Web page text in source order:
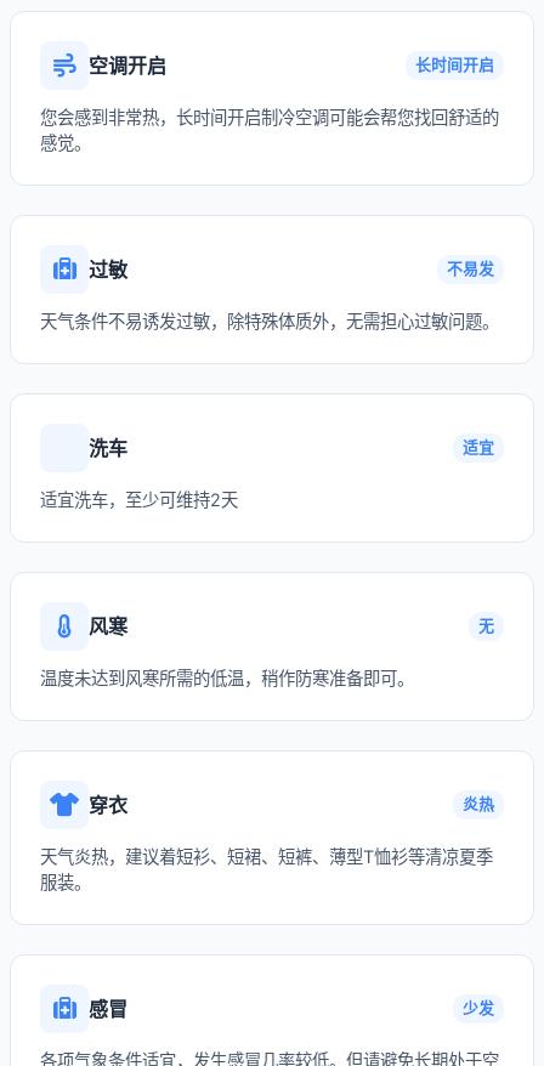
空调开启 长时间开启
您会感到非常热，长时间开启制冷空调可能会帮您找回舒适的
感觉。
过敏 不易发
天气条件不易诱发过敏，除特殊体质外，无需担心过敏问题。
洗车 适宜
适宜洗车，至少可维持2天
风寒 无
温度未达到风寒所需的低温，稍作防寒准备即可。
穿衣 炎热
天气炎热，建议着短衫、短裙、短裤、薄型T恤衫等清凉夏季
服装。
感冒 少发
各项气象条件适宜，发生感冒几率较低。但请避免长期处于空